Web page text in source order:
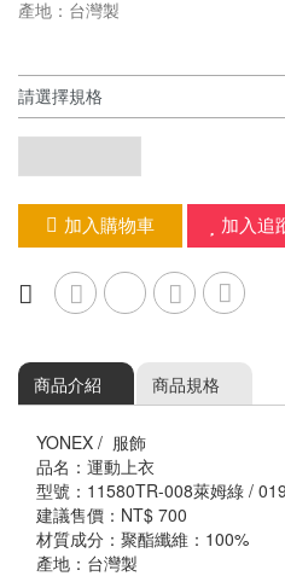
襪子&毛巾
頭帶&護腕
☆ 指定球拍贈指定線
產地：台灣製
加入購物車 加入追
商品介紹 商品規格
YONEX / 服飾
品名：運動上衣
型號：11580TR-008萊姆綠 /
建議售價：NT$ 700
材質成分：聚酯纖維：100%
產地：台灣製